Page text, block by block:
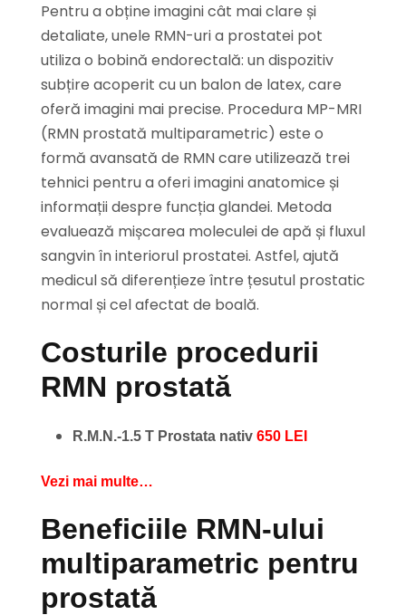
Pentru a obține imagini cât mai clare și
detaliate, unele RMN-uri a prostatei pot
utiliza o bobină endorectală: un dispozitiv
subțire acoperit cu un balon de latex, care
oferă imagini mai precise. Procedura MP-MRI
(RMN prostată multiparametric) este o
formă avansată de RMN care utilizează trei
tehnici pentru a oferi imagini anatomice și
informații despre funcția glandei. Metoda
evaluează mișcarea moleculei de apă și fluxul
sangvin în interiorul prostatei. Astfel, ajută
medicul să diferențieze între țesutul prostatic
normal și cel afectat de boală.
Costurile procedurii
RMN prostată
R.M.N.-1.5 T Prostata nativ 650 LEI
Vezi mai multe…
Beneficiile RMN-ului
multiparametric pentru
prostată